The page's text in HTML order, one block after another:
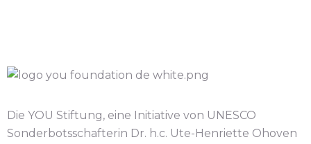
Die YOU Stiftung, eine Initiative von UNESCO
Sonderbotsschafterin Dr. h.c. Ute-Henriette Ohoven